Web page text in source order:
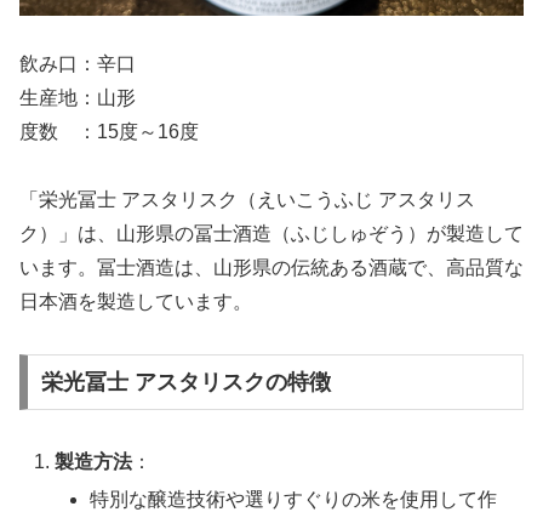
飲み口：辛口
生産地：山形
度数 ：15度～16度
「栄光冨士 アスタリスク（えいこうふじ アスタリス
ク）」は、山形県の冨士酒造（ふじしゅぞう）が製造して
います。冨士酒造は、山形県の伝統ある酒蔵で、高品質な
日本酒を製造しています。
栄光冨士 アスタリスクの特徴
製造方法：
特別な醸造技術や選りすぐりの米を使用して作